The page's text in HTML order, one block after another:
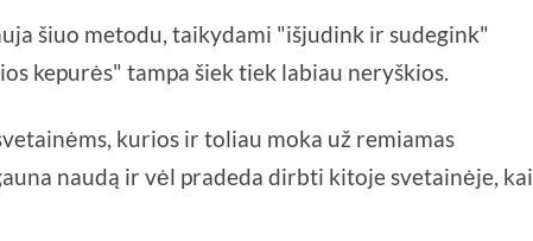
šiuo metodu, taikydami "išjudink ir sudegink"
kepurės" tampa šiek tiek labiau neryškios.
kurios ir toliau moka už remiamas
naudą ir vėl pradeda dirbti kitoje svetainėje, kai